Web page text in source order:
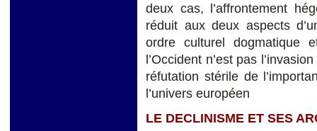
deux cas, l’affrontement
réduit aux deux aspects
ordre culturel dogmatique
l’Occident n’est pas
réfutation stérile de
l’univers européen
LE DECLINISME ET SES